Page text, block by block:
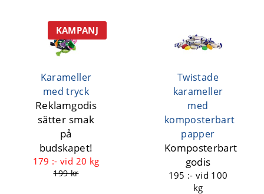
KAMPANJ
Karameller
med tryck
Reklamgodis
sätter smak
på
budskapet!
179 :-vid 20 kg
199 kr
Twistade
karameller
med
komposterbart
papper
Komposterbart
godis
195 :- vid 100
kg